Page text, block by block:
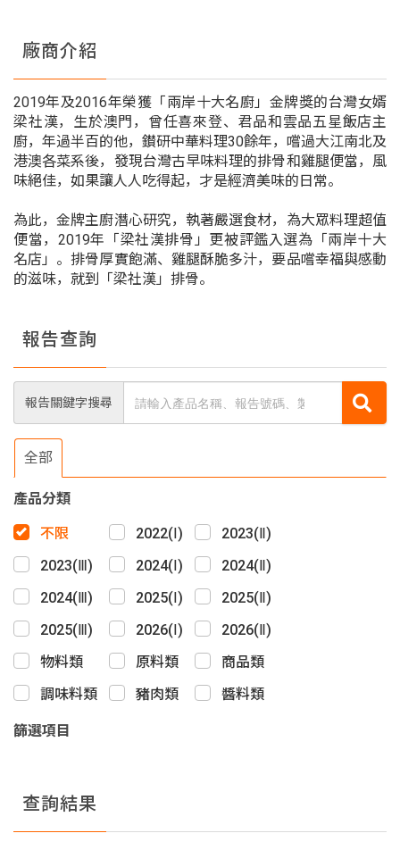
廠商介紹
2019年及2016年榮獲「兩岸十大名廚」金牌獎的台灣女婿
梁社漢，生於澳門，曾任喜來登、君品和雲品五星飯店主
廚，年過半百的他，鑚研中華料理30餘年，嚐過大江南北及
港澳各菜系後，發現台灣古早味料理的排骨和雞腿便當，風
味絕佳，如果讓人人吃得起，才是經濟美味的日常。
為此，金牌主廚潛心研究，執著嚴選食材，為大眾料理超值
便當，2019年「梁社漢排骨」更被評鑑入選為「兩岸十大
名店」。排骨厚實飽滿、雞腿酥脆多汁，要品嚐幸福與感動
的滋味，就到「梁社漢」排骨。
報告查詢
報告關鍵字搜尋
全部
產品分類
不限 2022(Ⅰ)
2023(Ⅱ)
2023(Ⅲ)
2024(Ⅰ)
2024(Ⅱ)
2024(Ⅲ)
2025(Ⅰ)
2025(Ⅱ)
2025(Ⅲ)
2026(Ⅰ)
2026(Ⅱ)
物料類
原料類
商品類
調味料類
豬肉類 醬料類
篩選項目
查詢結果